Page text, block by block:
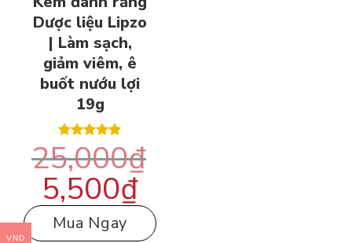
Dược liệu Lipzo
| Làm sạch,
giảm viêm, ê
buốt nướu lợi
19g
Được xếp
hạng5.00
5 sao
25,000₫
Giá
gốc
là:
25,000₫.
5,500₫Giá
là:
5,500₫.
Mua Ngay
VND